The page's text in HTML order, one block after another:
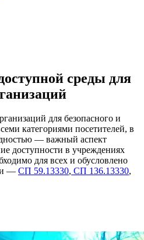
среды для
для безопасного и
категориями посетителей, в
— важный аспект
доступности в учреждениях
для всех и обусловлено
— СП 59.13330, СП 136.13330,